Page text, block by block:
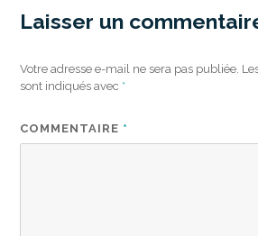
Laisser un
Votre adresse e-mail ne sera pas publiée.
sont indiqués avec *
COMMENTAIRE *